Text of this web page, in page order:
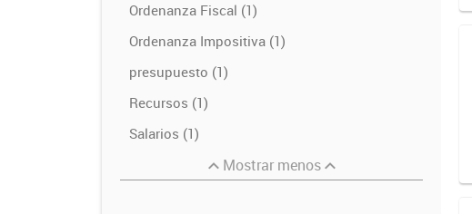
Ordenanza Fiscal (1)
Ordenanza Impositiva (1)
presupuesto (1)
Recursos (1)
Salarios (1)
Mostrar menos